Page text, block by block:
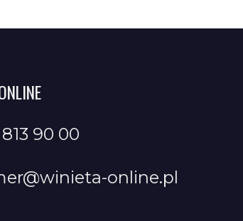
90 00
online.pl